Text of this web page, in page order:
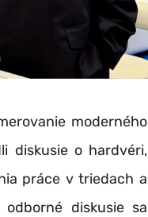
moderného
diskusie o hardvéri,
práce v triedach a
diskusie sa